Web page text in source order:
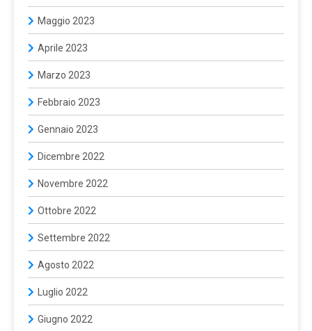
Maggio 2023
Aprile 2023
Marzo 2023
Febbraio 2023
Gennaio 2023
Dicembre 2022
Novembre 2022
Ottobre 2022
Settembre 2022
Agosto 2022
Luglio 2022
Giugno 2022